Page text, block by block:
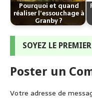
Pourquoi et quand
réaliser l’essouchage à
Granby ?
SOYEZ LE
Poster un
Votre adresse de